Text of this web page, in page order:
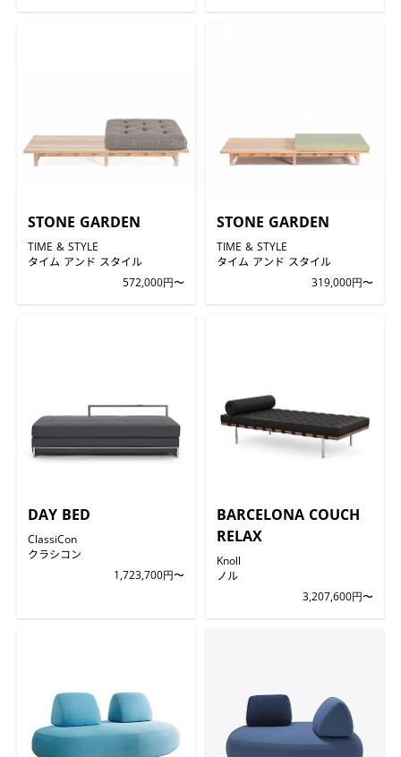
STONE GARDEN
TIME & STYLE
タイム アンド スタイル
572,000円〜
STONE GARDEN
TIME & STYLE
タイム アンド スタイル
319,000円〜
DAY BED
ClassiCon
クラシコン
1,723,700円〜
BARCELONA COUCH
RELAX
Knoll
ノル
3,207,600円〜